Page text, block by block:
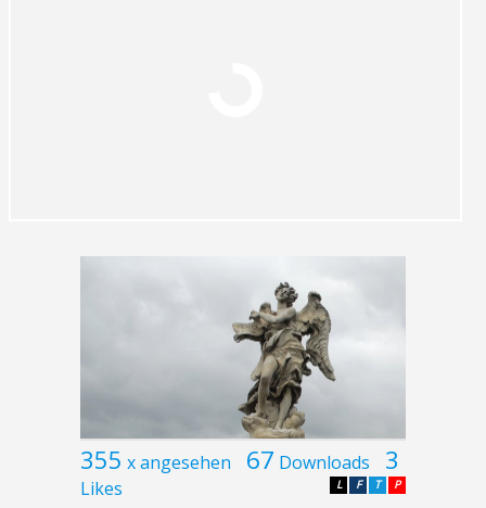
355 x angesehen 67 Downloads 3
Likes P
T
F
L